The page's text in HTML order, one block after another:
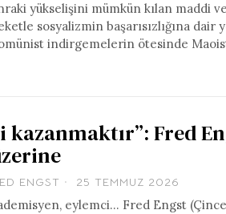
yükselişini mümkün kılan maddi
sosyalizmin başarısızlığına
indirgemelerin ötesinde
Fred
ENGST 25 TEMMUZ 2026
eylemci… Fred Engst